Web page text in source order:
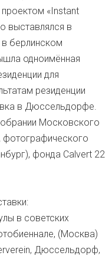
«Instant
выставлялся в
берлинском
одноимённая
для
резиденции
в Дюссельдорфе.
Московского
фонда Calvert 22
в советских
(Москва)
Дюссельдорф,